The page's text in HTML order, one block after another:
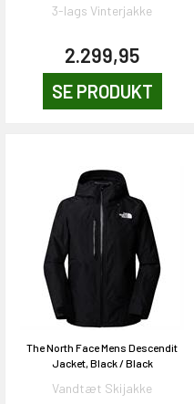
3-lags Vinterjakke
2.299,95
SE PRODUKT
The North Face Mens Descendit
Jacket, Black / Black
Vandtæt Skijakke